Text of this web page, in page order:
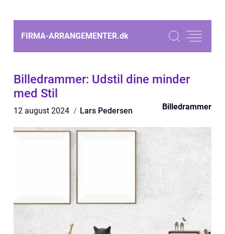
FIRMA-ARRANGEMENTER.dk
Billedrammer: Udstil dine minder
med Stil
12 august 2024 Lars Pedersen Billedrammer